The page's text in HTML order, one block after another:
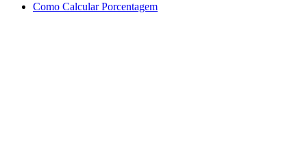
Como Calcular Porcentagem